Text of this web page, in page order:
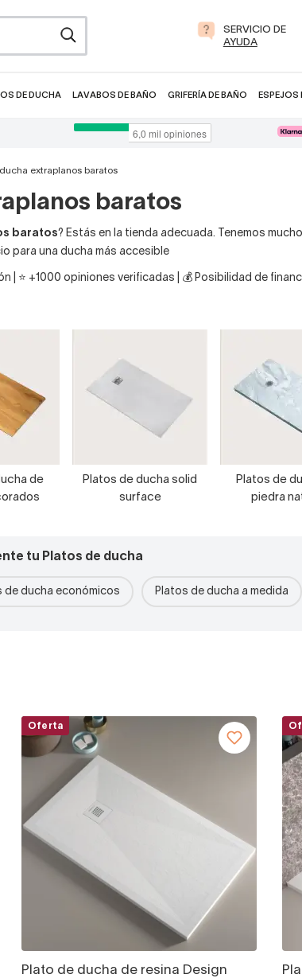
SERVICIO DE
AYUDA
DE DUCHA LAVABOS DE BAÑO GRIFERÍA DE BAÑO ESPEJOS
extraplanos baratos
baratos
baratos? Estás en la tienda adecuada. Tenemos
para una ducha más accesible
| ⭐ +1000 opiniones verificadas | 💰 Posibilidad de
de
Platos de ducha solid
surface
Platos de
piedra
tu Platos de ducha
de ducha económicos Platos de ducha a medida
Oferta
Plato de ducha de resina Design